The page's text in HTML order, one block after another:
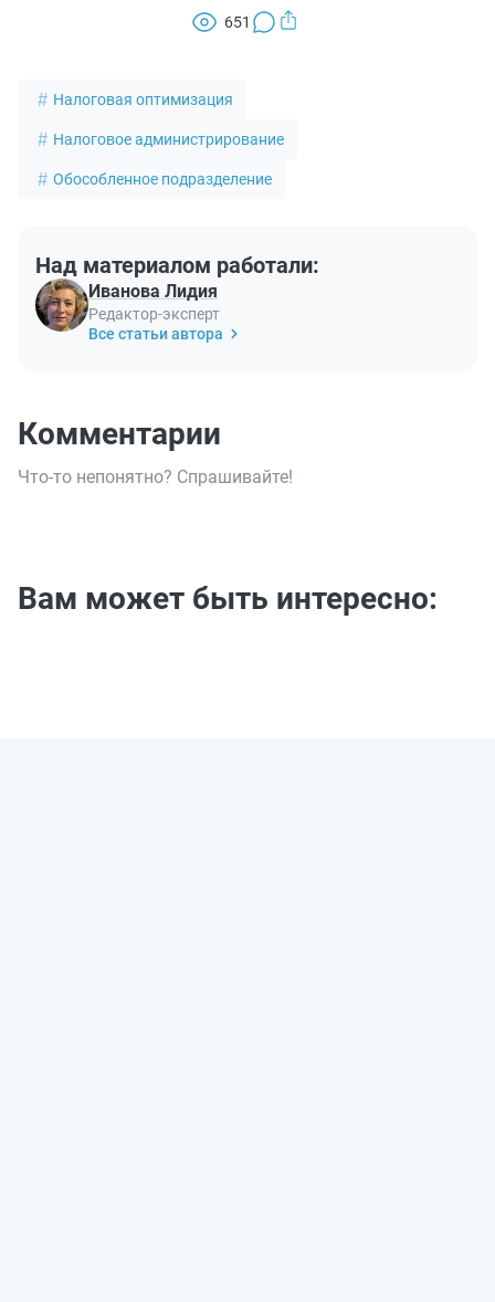
651
Налоговая оптимизация
Налоговое администрирование
Обособленное подразделение
Над материалом работали:
Иванова Лидия
Редактор-эксперт
Все статьи автора
Комментарии
Что-то непонятно? Спрашивайте!
Вам может быть интересно: